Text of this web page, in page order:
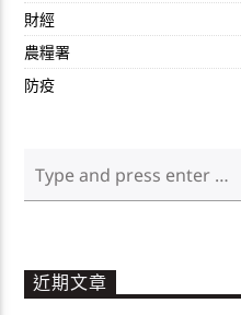
財經
農糧署
防疫
近期文章